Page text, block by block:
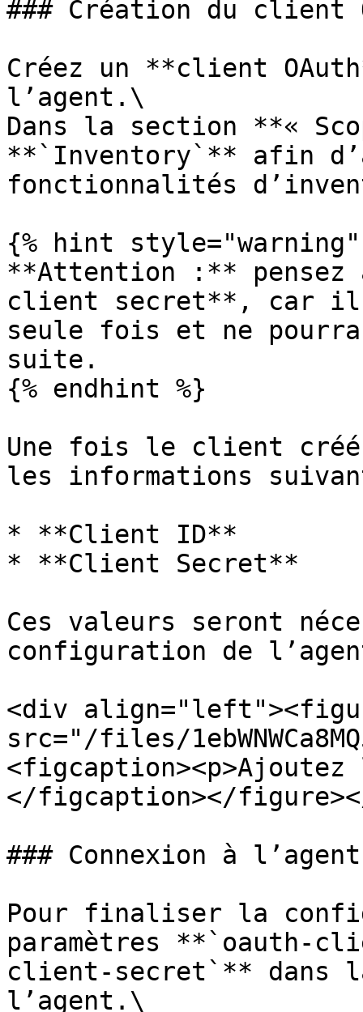
### Création du client
Créez un **client
l’agent.\
Dans la section **«
**`Inventory`** afin
fonctionnalités
{% hint style="warning"
**Attention :** pensez
client secret**, car il
seule fois et ne
suite.
{% endhint %}
Une fois le client créé,
les informations
* **Client ID**
* **Client Secret**
Ces valeurs seront
configuration de
<div
src="/files/
</figcaption></
### Connexion à l’agent
Pour finaliser la
paramètres **`oauth-
client-secret`** dans
l’agent.\